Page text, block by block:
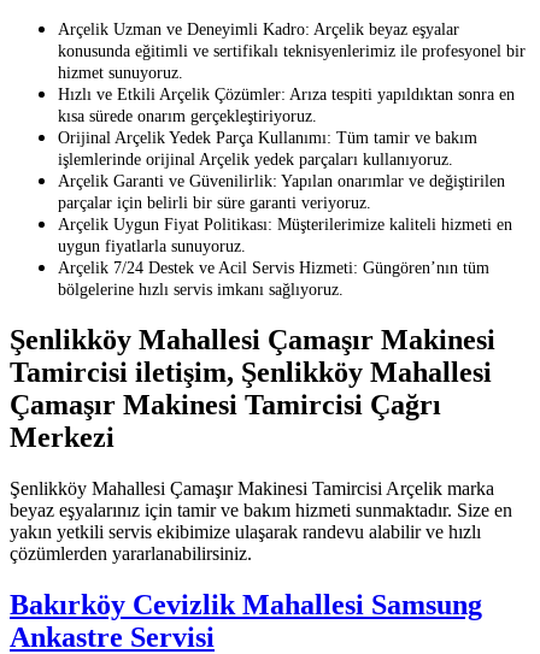
Arçelik Uzman ve Deneyimli Kadro: Arçelik beyaz eşyalar
konusunda eğitimli ve sertifikalı teknisyenlerimiz ile profesyonel bir
hizmet sunuyoruz.
Hızlı ve Etkili Arçelik Çözümler: Arıza tespiti yapıldıktan sonra en
kısa sürede onarım gerçekleştiriyoruz.
Orijinal Arçelik Yedek Parça Kullanımı: Tüm tamir ve bakım
işlemlerinde orijinal Arçelik yedek parçaları kullanıyoruz.
Arçelik Garanti ve Güvenilirlik: Yapılan onarımlar ve değiştirilen
parçalar için belirli bir süre garanti veriyoruz.
Arçelik Uygun Fiyat Politikası: Müşterilerimize kaliteli hizmeti en
uygun fiyatlarla sunuyoruz.
Arçelik 7/24 Destek ve Acil Servis Hizmeti: Güngören’nın tüm
bölgelerine hızlı servis imkanı sağlıyoruz.
Şenlikköy Mahallesi Çamaşır Makinesi
Tamircisi iletişim, Şenlikköy Mahallesi
Çamaşır Makinesi Tamircisi Çağrı
Merkezi
Şenlikköy Mahallesi Çamaşır Makinesi Tamircisi Arçelik marka
beyaz eşyalarınız için tamir ve bakım hizmeti sunmaktadır. Size en
yakın yetkili servis ekibimize ulaşarak randevu alabilir ve hızlı
çözümlerden yararlanabilirsiniz.
Bakırköy Cevizlik Mahallesi Samsung
Ankastre Servisi